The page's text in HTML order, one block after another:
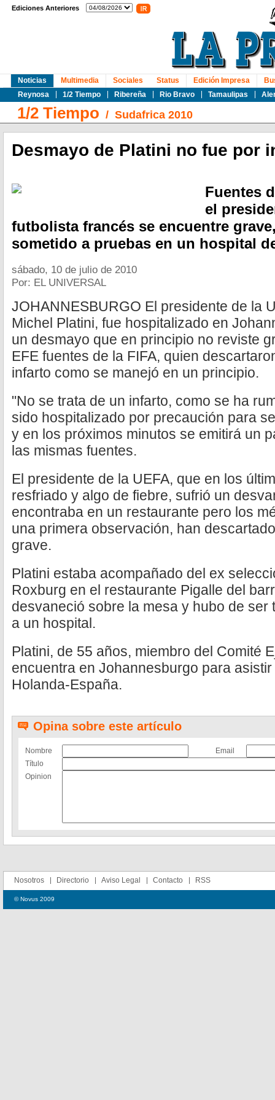
Ediciones Anteriores
Noticias
Reynosa
1/2 Tiempo Ribereña Rio Bravo Tamaulipas
Multimedia Sociales Status Edición Impresa
1/2 Tiempo / Sudafrica 2010
Desmayo de Platini no fue por
Fuentes
el
futbolista francés se encuentre
sometido a pruebas en un hospital
sábado, 10 de julio de 2010
Por: EL UNIVERSAL
JOHANNESBURGO El presidente de la
Michel Platini, fue hospitalizado en
un desmayo que en principio no reviste
EFE fuentes de la FIFA, quien
infarto como se manejó en un principio.
"No se trata de un infarto, como se ha
sido hospitalizado por precaución para
y en los próximos minutos se emitirá un
las mismas fuentes.
El presidente de la UEFA, que en los
resfriado y algo de fiebre, sufrió un
encontraba en un restaurante pero los
una primera observación, han
grave.
Platini estaba acompañado del ex
Roxburg en el restaurante Pigalle del
desvaneció sobre la mesa y hubo de ser
a un hospital.
Platini, de 55 años, miembro del Comité
encuentra en Johannesburgo para
Holanda-España.
Opina sobre este artículo
Nombre
Email
Título
Opinion
Nosotros Directorio Aviso Legal Contacto RSS
© Novus 2009